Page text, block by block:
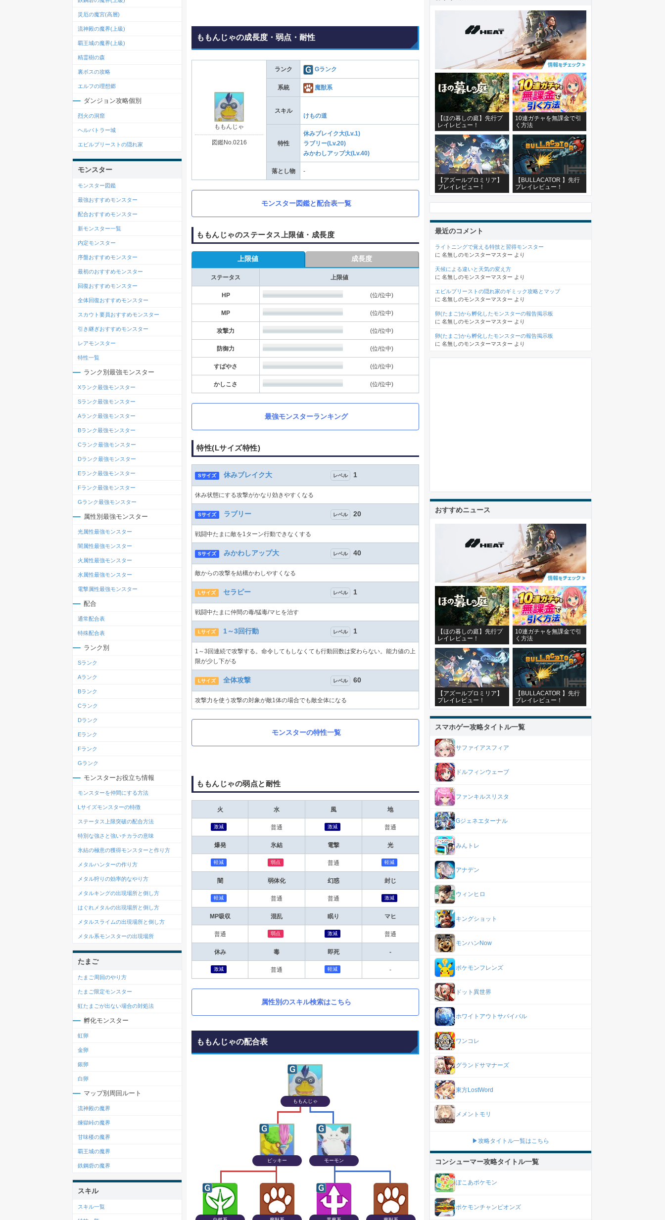
ももんじゃの成長度・弱点・耐性
ももんじゃ
図鑑No.0216
ランク Gランク
系統 魔獣系
スキル
けもの道
特性
休みブレイク大(Lv.1)
ラブリー(Lv.20)
みかわしアップ大(Lv.40)
落とし物 -
モンスター図鑑と配合表一覧
ももんじゃのステータス上限値・成長度
上限値 成長度
ステータス 上限値
HP (位/位中)
MP (位/位中)
攻撃力 (位/位中)
防御力 (位/位中)
すばやさ (位/位中)
かしこさ (位/位中)
最強モンスターランキング
特性(Lサイズ特性)
Sサイズ 休みブレイク大 レベル 1
休み状態にする攻撃がかなり効きやすくなる
Sサイズ ラブリー レベル 20
戦闘中たまに敵を1ターン行動できなくする
Sサイズ みかわしアップ大 レベル 40
敵からの攻撃を結構かわしやすくなる
Lサイズ セラピー レベル 1
戦闘中たまに仲間の毒/猛毒/マヒを治す
Lサイズ 1～3回行動 レベル 1
1～3回連続で攻撃する。命令してもしなくても行動回数は変わらない。能力値の上
限が少し下がる
Lサイズ 全体攻撃 レベル 60
攻撃力を使う攻撃の対象が敵1体の場合でも敵全体になる
モンスターの特性一覧
ももんじゃの弱点と耐性
火 水 風 地
激減 普通 激減 普通
爆発 氷結 電撃 光
軽減 弱点 普通 軽減
闇 弱体化 幻惑 封じ
軽減 普通 普通 激減
MP吸収 混乱 眠り マヒ
普通 弱点 激減 普通
休み 毒 即死 -
激減 普通 軽減 -
属性別のスキル検索はこちら
ももんじゃの配合表
ももんじゃ
ピッキー モーモン
災厄の魔宮(高層)
流神殿の魔界(上級)
覇王城の魔界(上級)
精霊樹の森
裏ボスの攻略
エルフの理想郷
ダンジョン攻略個別
烈火の洞窟
ヘルバトラー城
エビルプリーストの隠れ家
モンスター
モンスター図鑑
最強おすすめモンスター
配合おすすめモンスター
新モンスター一覧
内定モンスター
序盤おすすめモンスター
最初のおすすめモンスター
回復おすすめモンスター
全体回復おすすめモンスター
スカウト要員おすすめモンスター
引き継ぎおすすめモンスター
レアモンスター
特性一覧
ランク別最強モンスター
Xランク最強モンスター
Sランク最強モンスター
Aランク最強モンスター
Bランク最強モンスター
Cランク最強モンスター
Dランク最強モンスター
Eランク最強モンスター
Fランク最強モンスター
Gランク最強モンスター
属性別最強モンスター
光属性最強モンスター
闇属性最強モンスター
火属性最強モンスター
水属性最強モンスター
電撃属性最強モンスター
配合
通常配合表
特殊配合表
ランク別
Sランク
Aランク
Bランク
Cランク
Dランク
Eランク
Fランク
Gランク
モンスターお役立ち情報
モンスターを仲間にする方法
Lサイズモンスターの特徴
ステータス上限突破の配合方法
特別な強さと強いチカラの意味
氷結の極意の獲得モンスターと作り方
メタルハンターの作り方
メタル狩りの効率的なやり方
メタルキングの出現場所と倒し方
はぐれメタルの出現場所と倒し方
メタルスライムの出現場所と倒し方
メタル系モンスターの出現場所
たまご
たまご周回のやり方
たまご限定モンスター
虹たまごが出ない場合の対処法
孵化モンスター
虹卵
金卵
銀卵
白卵
マップ別周回ルート
流神殿の魔界
煉獄峠の魔界
甘味楼の魔界
覇王城の魔界
鉄鋼砦の魔界
スキル
スキル一覧
【ほの暮しの庭】先行プ
レイレビュー！
10連ガチャを無課金で引
く方法
【アズールプロミリア】
プレイレビュー！
【BULLACATOR 】先行
プレイレビュー！
最近のコメント
ライトニングで覚える特技と習得モンスター
に 名無しのモンスターマスター より
天候による違いと天気の変え方
に 名無しのモンスターマスター より
エビルプリーストの隠れ家のギミック攻略とマップ
に 名無しのモンスターマスター より
卵(たまご)から孵化したモンスターの報告掲示板
に 名無しのモンスターマスター より
卵(たまご)から孵化したモンスターの報告掲示板
に 名無しのモンスターマスター より
おすすめニュース
【ほの暮しの庭】先行プ
レイレビュー！
10連ガチャを無課金で引
く方法
【アズールプロミリア】
プレイレビュー！
【BULLACATOR 】先行
プレイレビュー！
スマホゲー攻略タイトル一覧
サファイアスフィア
ドルフィンウェーブ
ファンキルスリスタ
Gジェネエターナル
みんトレ
アナデン
ウィンヒロ
キングショット
モンハンNow
ポケモンフレンズ
ドット異世界
ホワイトアウトサバイバル
ワンコレ
グランドサマナーズ
東方LostWord
メメントモリ
▶攻略タイトル一覧はこちら
コンシューマー攻略タイトル一覧
ぽこあポケモン
ポケモンチャンピオンズ